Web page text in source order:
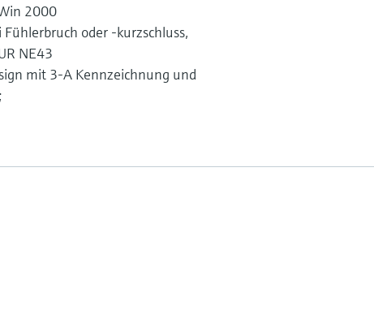
2000
oder -kurzschluss,
NE43
mit 3-A Kennzeichnung und